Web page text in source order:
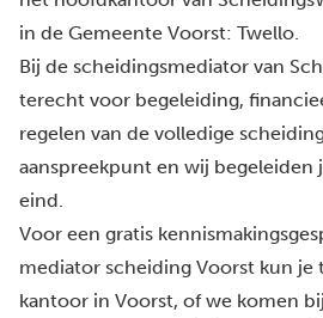
in de Gemeente Voorst: Twello.
Bij de scheidingsmediator van
terecht voor begeleiding,
regelen van de volledige
aanspreekpunt en wij begeleiden
eind.
Voor een gratis
mediator scheiding Voorst kun je
kantoor in Voorst, of we komen